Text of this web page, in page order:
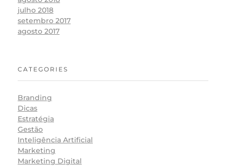
julho 2018
setembro 2017
agosto 2017
CATEGORIES
Branding
Dicas
Estratégia
Gestão
Inteligência Artificial
Marketing
Marketing Digital